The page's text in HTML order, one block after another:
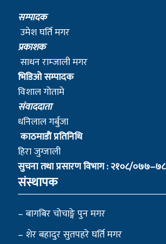
सम्पादक
उमेश घर्ति मगर
प्रकाशक
साधन राम्जाली मगर
भिडिओ सम्पादक
विशाल गोतामे
स‌ंवाददाता
धनिलाल गर्बुजा
काठमाडाैं प्रतिनिधि
हिरा जुग्जाली
सुचना तथा प्रसारण विभाग : २१०८/०७७–७८
संस्थापक
– बागबिर चोचाङ्गे पुन मगर
– शेर बहादुर सुतपहरे घर्ति मगर